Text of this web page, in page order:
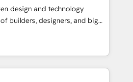
to design scalable strategies
• 10+
• Top 3 Partner of the
2024, 2025. • Partner of the
design and technology
builders, designers, and big
design, and
fueled by curiosity—to turn
and challenges into meaningful
is more than just